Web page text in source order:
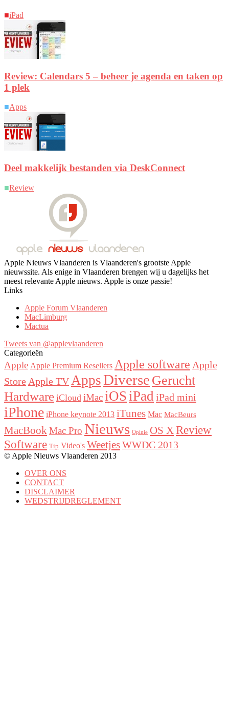
■iPad
Review: Calendars 5 – beheer je agenda en taken op
1 plek
■Apps
Deel makkelijk bestanden via DeskConnect
■Review
Apple Nieuws Vlaanderen is Vlaanderen's grootste Apple
nieuwssite. Als enige in Vlaanderen brengen wij u dagelijks het
meest relevante Apple nieuws. Apple is onze passie!
Links
Apple Forum Vlaanderen
MacLimburg
Mactua
Tweets van @applevlaanderen
Categorieën
Apple Apple Premium Resellers Apple software Apple
Store Apple TV Apps Diverse Gerucht
Hardware iCloud iMac iOS iPad iPad mini
iPhone iPhone keynote 2013 iTunes Mac MacBeurs
MacBook Mac Pro Nieuws Opinie OS X Review
Software Tip Video's WeetjesWWDC 2013
© Apple Nieuws Vlaanderen 2013
OVER ONS
CONTACT
DISCLAIMER
WEDSTRIJDREGLEMENT